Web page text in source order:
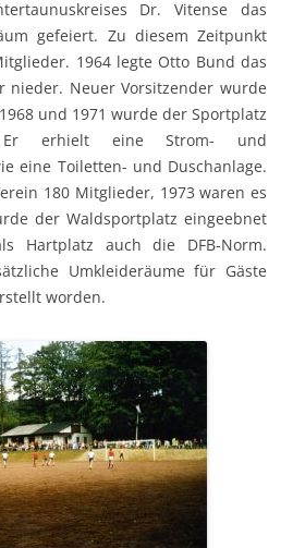
Dr. Vitense das
gefeiert. Zu diesem Zeitpunkt
1964 legte Otto Bund das
nieder. Neuer Vorsitzender wurde
und 1971 wurde der Sportplatz
Er erhielt eine Strom- und
eine Toiletten- und Duschanlage.
180 Mitglieder, 1973 waren es
der Waldsportplatz eingeebnet
Hartplatz auch die DFB-Norm.
Umkleideräume für Gäste
worden.